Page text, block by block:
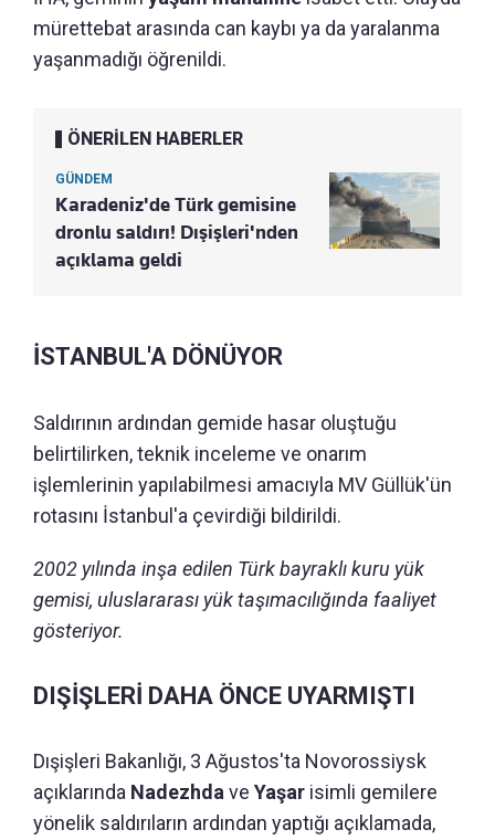
mürettebat arasında can kaybı ya da yaralanma
yaşanmadığı öğrenildi.
ÖNERİLEN HABERLER
GÜNDEM
Karadeniz'de Türk gemisine
dronlu saldırı! Dışişleri'nden
açıklama geldi
İSTANBUL'A DÖNÜYOR
Saldırının ardından gemide hasar oluştuğu
belirtilirken, teknik inceleme ve onarım
işlemlerinin yapılabilmesi amacıyla MV Güllük'ün
rotasını İstanbul'a çevirdiği bildirildi.
2002 yılında inşa edilen Türk bayraklı kuru yük
gemisi, uluslararası yük taşımacılığında faaliyet
gösteriyor.
DIŞİŞLERİ DAHA ÖNCE UYARMIŞTI
Dışişleri Bakanlığı, 3 Ağustos'ta Novorossiysk
açıklarında Nadezhda ve Yaşar isimli gemilere
yönelik saldırıların ardından yaptığı açıklamada,